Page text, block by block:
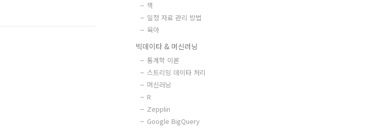
책
일정 자료 관리 방법
육아
빅데이타 & 머신러닝
통계학 이론
스트리밍 데이타 처리
머신러닝
R
Zepplin
Google BigQuery